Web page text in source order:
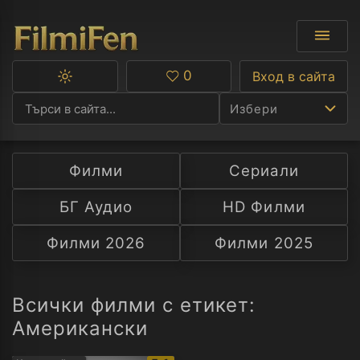
Избери
Ф
С
А
Превключване
тъмна
тема
Любими
0 Вход в сайта
Филми
Сериали
БГ Аудио
HD Филми
Филми 2026
Филми 2025
Всички филми с етикет:
Aмерикански